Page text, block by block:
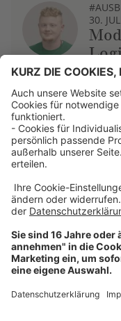
30.
Über uns
Dehner
Jobs bei